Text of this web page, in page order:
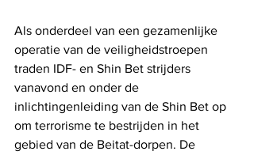
Als onderdeel van een gezamenlijke
operatie van de veiligheidstroepen
traden IDF- en Shin Bet strijders
vanavond en onder de
inlichtingenleiding van de Shin Bet op
om terrorisme te bestrijden in het
gebied van de Beitat-dorpen. De